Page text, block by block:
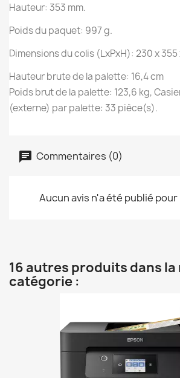
Hauteur: 353 mm.
Poids du paquet: 997 g.
Dimensions du colis (LxPxH): 230 x 355
Hauteur brute de la palette: 16,4 cm
Poids brut de la palette: 123,6 kg,
(externe) par palette: 33 pièce(s).
Commentaires (0)
Aucun avis n'a été publié
16 autres produits dans la
catégorie :